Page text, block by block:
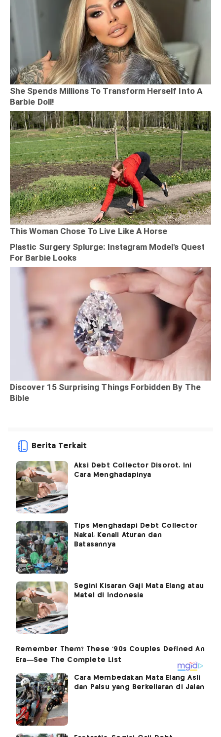
Berita Terkait
Aksi Debt Collector Disorot, Ini
Cara Menghadapinya
Tips Menghadapi Debt Collector
Nakal, Kenali Aturan dan
Batasannya
Segini Kisaran Gaji Mata Elang atau
Matel di Indonesia
Cara Membedakan Mata Elang Asli
dan Palsu yang Berkeliaran di Jalan